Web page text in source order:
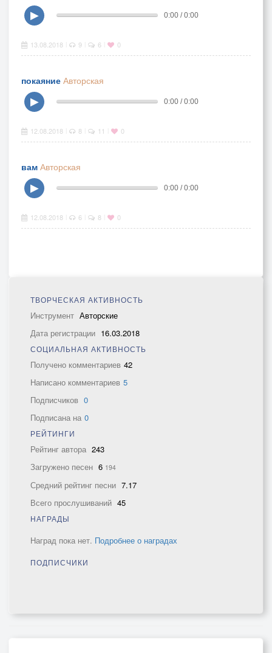
▶
0:00 / 0:00
13.08.2018 9 6 0
покаяние Авторская
▶
0:00 / 0:00
12.08.2018 8 11 0
вам Авторская
▶
0:00 / 0:00
12.08.2018 6 8 0
ТВОРЧЕСКАЯ АКТИВНОСТЬ
Инструмент Авторские
Дата регистрации 16.03.2018
СОЦИАЛЬНАЯ АКТИВНОСТЬ
Получено комментариев 42
Написано комментариев 5
Подписчиков 0
Подписана на 0
РЕЙТИНГИ
Рейтинг автора 243
Загружено песен 6 194
Средний рейтинг песни 7.17
Всего прослушиваний 45
НАГРАДЫ
Наград пока нет. Подробнее о наградах
ПОДПИСЧИКИ